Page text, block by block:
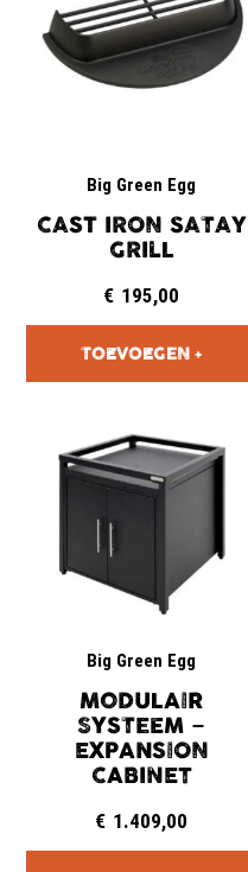
Big Green Egg
CAST IRON SATAY
GRILL
€ 195,00
Big Green Egg
MODULAIR
SYSTEEM –
EXPANSION
CABINET
€ 1.409,00